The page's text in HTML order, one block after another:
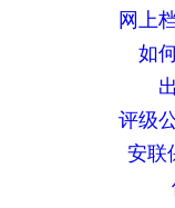
网上
如
评级
安联